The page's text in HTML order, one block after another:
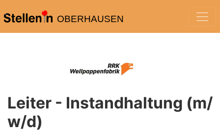
OBERHAUSEN
Leiter - Instandhaltung (m/
w/d)